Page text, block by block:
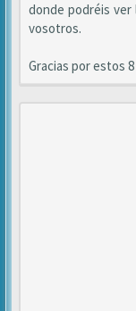
donde podréis ver
vosotros.
Gracias por estos